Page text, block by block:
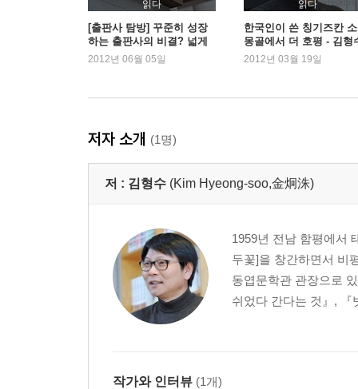
읽다
[출판사 탐방] 꾸준히 성장
하는 출판사의 비결? 넓게
보고 길게 본다 - 자음과 모
2012년 06월 05일
읽다
한국인이 쓴 칭기즈칸
몽골에서 더 호평 - 김형
『조드 - 가난한 성자들
2012년 03월 19일
저자 소개 (1명)
저 : 김형수 (Kim Hyeong-soo,金炯洙)
1959년 전남 함평에서
두꽃]을 창간하면서 비
동엽문학관 관장으로
쉬었다 간다는 것』, 『
작가와 인터뷰 (1개)